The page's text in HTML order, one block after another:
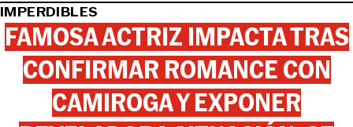
IMPERDIBLES
FAMOSA ACTRIZ IMPACTA TRAS
CONFIRMAR ROMANCE CON
CAMIROGA Y EXPONER